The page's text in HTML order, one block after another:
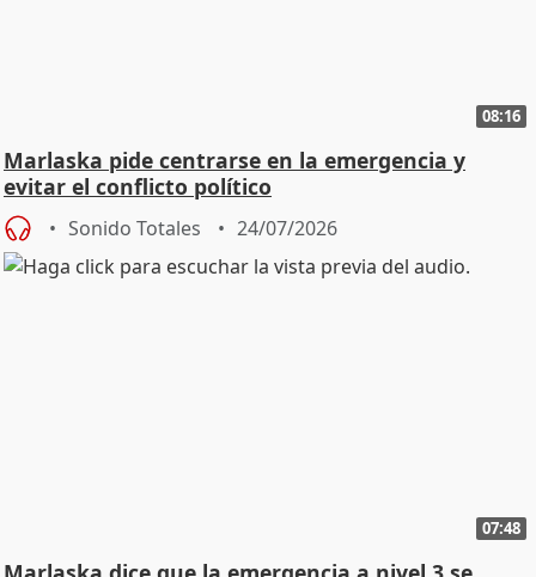
08:16
Marlaska pide centrarse en la emergencia y
evitar el conflicto político
Sonido Totales 24/07/2026
07:48